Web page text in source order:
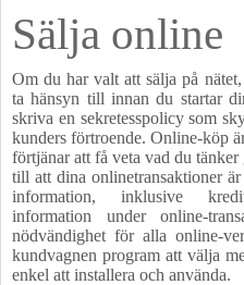
Sälja online
Om du har valt att sälja på
ta hänsyn till innan du startar
skriva en sekretesspolicy som
kunders förtroende. Online-köp
förtjänar att få veta vad du
till att dina onlinetransaktioner
information, inklusive
information under online-
nödvändighet för alla online-
kundvagnen program att välja
enkel att installera och använda.